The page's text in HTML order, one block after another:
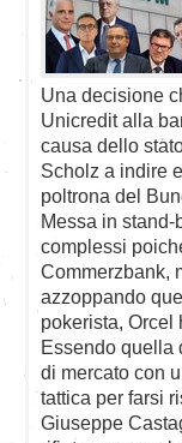
Una decisione
Unicredit alla
causa dello
Scholz a indire
poltrona del
Messa in stand-
complessi
Commerzbank,
azzoppando
pokerista, Orcel
Essendo quella
di mercato con
tattica per farsi
Giuseppe